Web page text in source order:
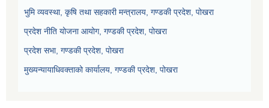
भुमि व्यवस्था, कृषि तथा सहकारी मन्त्रालय, गण्डकी प्रदेश, पोखरा
प्रदेश नीति योजना आयोग, गण्डकी प्रदेश, पोखरा
प्रदेश सभा, गण्डकी प्रदेश, पोखरा
मुख्यन्यायाधिवक्ताको कार्यालय, गण्डकी प्रदेश, पोखरा